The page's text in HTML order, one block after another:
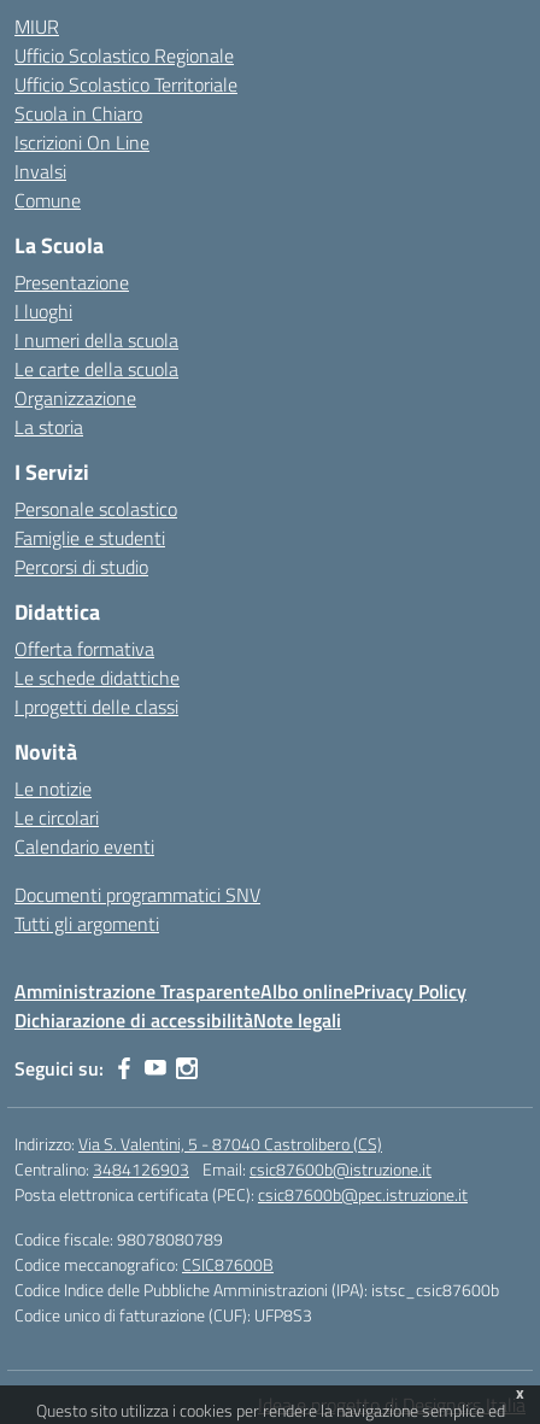
MIUR
Ufficio Scolastico Regionale
Ufficio Scolastico Territoriale
Scuola in Chiaro
Iscrizioni On Line
Invalsi
Comune
La Scuola
Presentazione
I luoghi
I numeri della scuola
Le carte della scuola
Organizzazione
La storia
I Servizi
Personale scolastico
Famiglie e studenti
Percorsi di studio
Didattica
Offerta formativa
Le schede didattiche
I progetti delle classi
Novità
Le notizie
Le circolari
Calendario eventi
Documenti programmatici SNV
Tutti gli argomenti
Amministrazione TrasparenteAlbo onlinePrivacy Policy
Dichiarazione di accessibilitàNote legali
Seguici su:
Indirizzo:Via S. Valentini, 5 - 87040 Castrolibero (CS)
Centralino: 3484126903 Email:csic87600b@istruzione.it
Posta elettronica certificata (PEC):csic87600b@pec.istruzione.it
Codice fiscale: 98078080789
Codice meccanografico: CSIC87600B
Codice Indice delle Pubbliche Amministrazioni (IPA): istsc_csic87600b
Codice unico di fatturazione (CUF): UFP8S3
Idea e progetto di Designers Italia
x
Questo sito utilizza i cookies per rendere la navigazione semplice ed